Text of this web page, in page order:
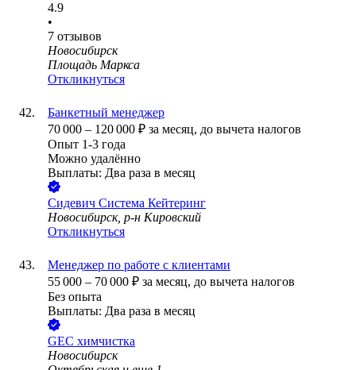
4.9
•
7 отзывов
Новосибирск
Площадь Маркса
Откликнуться
Банкетный менеджер
70 000 – 120 000 ₽ за месяц, до вычета налогов
Опыт 1-3 года
Можно удалённо
Выплаты: Два раза в месяц
Сидевич Система Кейтеринг
Новосибирск, р-н Кировский
Откликнуться
Менеджер по работе с клиентами
55 000 – 70 000 ₽ за месяц, до вычета налогов
Без опыта
Выплаты: Два раза в месяц
GEC химчистка
Новосибирск